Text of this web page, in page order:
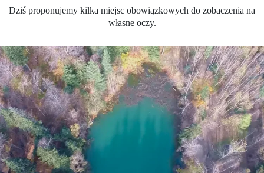
Dziś proponujemy kilka miejsc obowiązkowych do zobaczenia na
własne oczy.